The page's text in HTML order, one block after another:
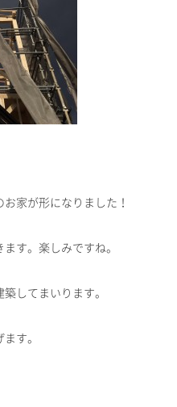
家が形になりました！
す。楽しみですね。
してまいります。
す。